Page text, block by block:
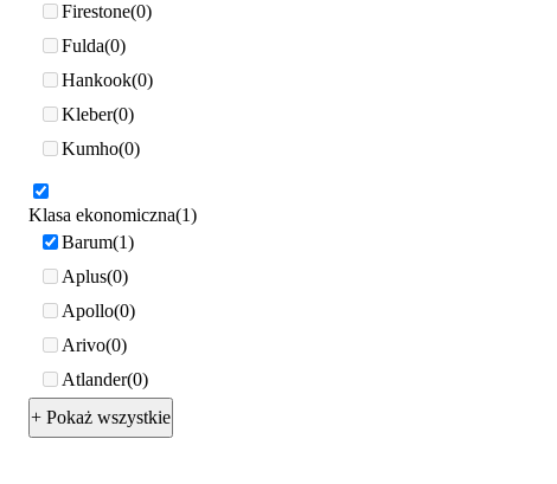
Firestone 0
Fulda 0
Hankook 0
Kleber 0
Kumho 0
Klasa ekonomiczna 1
Barum 1
Aplus 0
Apollo 0
Arivo 0
Atlander 0
+ Pokaż wszystkie